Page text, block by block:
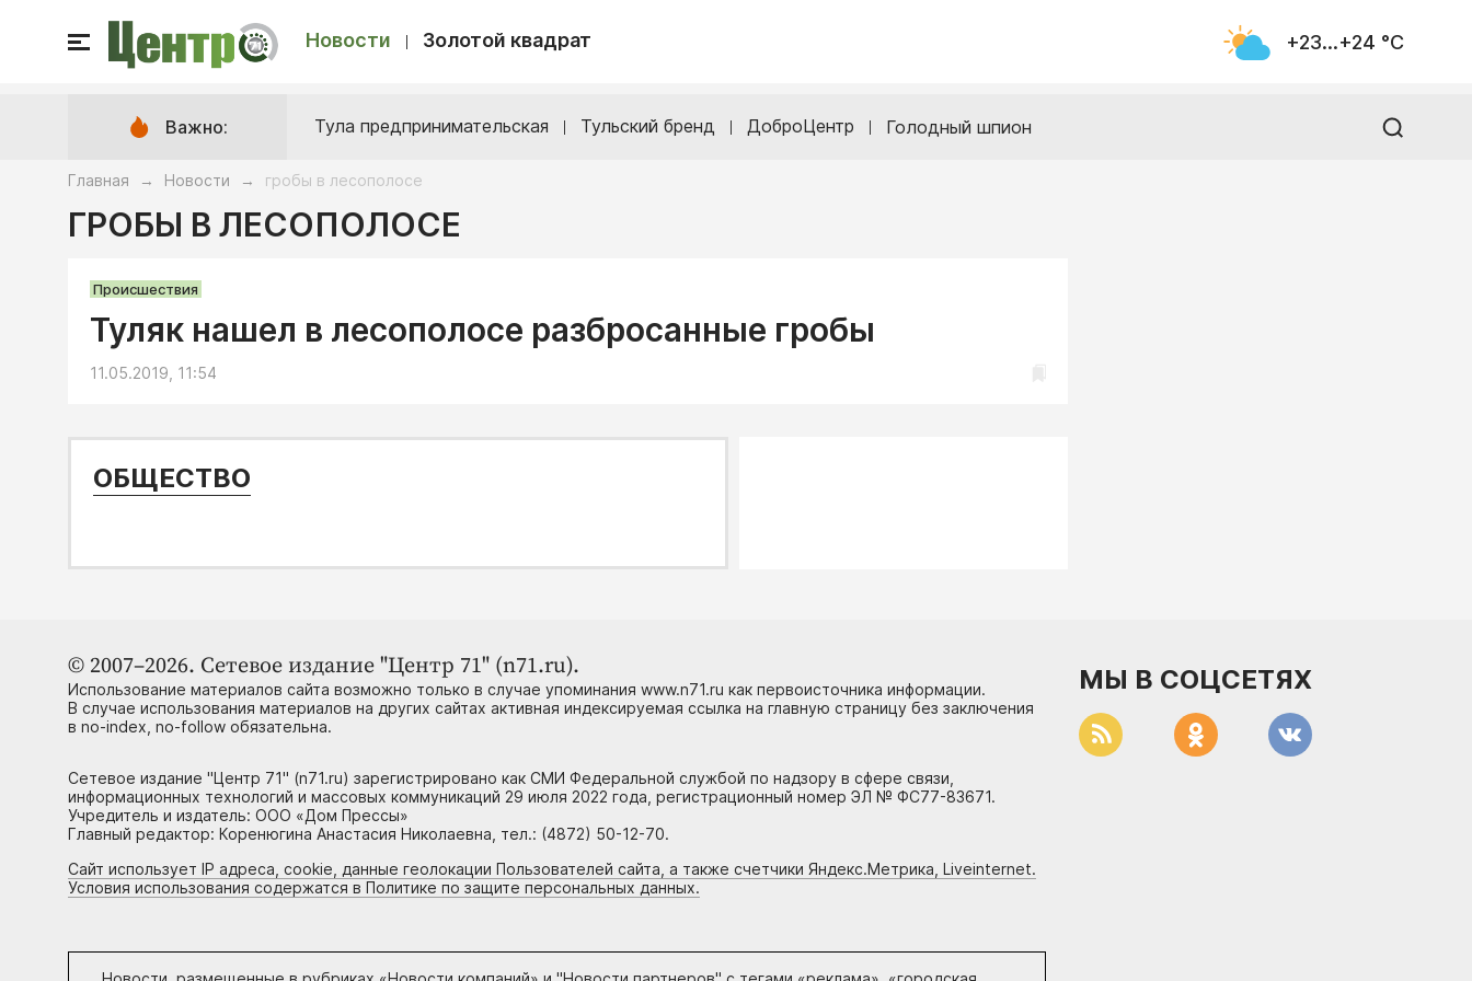
Новости Золотой квадрат +23...+24 °С
Важно: Тула предпринимательская Тульский бренд ДоброЦентр Голодный шпион
Главная → Новости → гробы в лесополосе
ГРОБЫ В ЛЕСОПОЛОСЕ
Происшествия
Туляк нашел в лесополосе разбросанные гробы
11.05.2019, 11:54
ОБЩЕСТВО
© 2007–2026. Сетевое издание "Центр 71" (n71.ru).
Использование материалов сайта возможно только в случае упоминания www.n71.ru как первоисточника информации.
В случае использования материалов на других сайтах активная индексируемая ссылка на главную страницу без заключения
в no-index, no-follow обязательна.
Сетевое издание "Центр 71" (n71.ru) зарегистрировано как СМИ Федеральной службой по надзору в сфере связи,
информационных технологий и массовых коммуникаций 29 июля 2022 года, регистрационный номер ЭЛ № ФС77-83671.
Учредитель и издатель: ООО «Дом Прессы»
Главный редактор: Коренюгина Анастасия Николаевна, тел.: (4872) 50-12-70.
Сайт использует IP адреса, cookie, данные геолокации Пользователей сайта, а также счетчики Яндекс.Метрика, Liveinternet.
Условия использования содержатся в Политике по защите персональных данных.
МЫ В СОЦСЕТЯХ